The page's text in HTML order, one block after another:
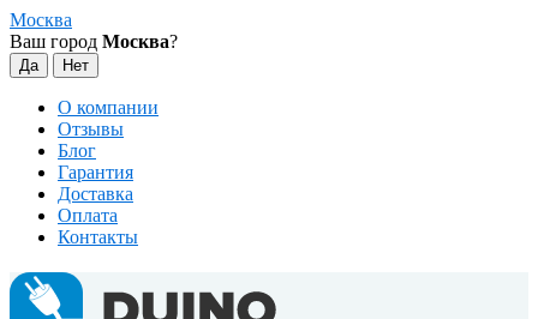
Москва
Ваш город Москва?
О компании
Отзывы
Блог
Гарантия
Доставка
Оплата
Контакты